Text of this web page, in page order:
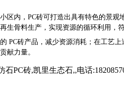
区内，PC砖可打造出具有特色的景观
骨料生产，实现资源的循环利用，
PC砖产品，减少资源消耗；在工艺
献力量。
PC砖,凯里生态石,,电话